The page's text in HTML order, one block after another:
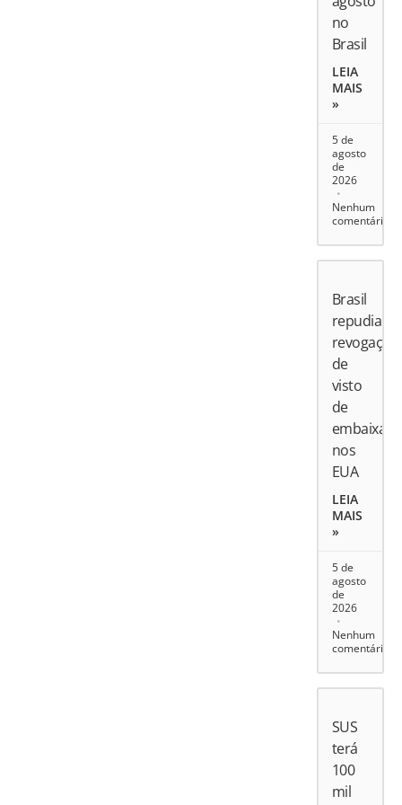
no
Brasil
LEIA
MAIS
»
5 de
agosto
de
2026
Nenhum
comentário
Brasil
repudia
revogação
de
visto
de
nos
EUA
LEIA
MAIS
»
5 de
agosto
de
2026
Nenhum
comentário
SUS
terá
100
mil